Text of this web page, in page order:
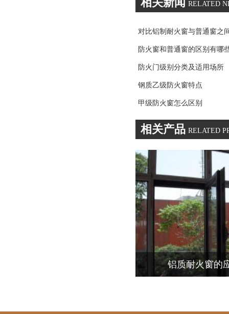
RELATED
对比铝制耐火窗与普通窗之
防火窗和普通窗的区别有哪
防火门级别分类及适用场所
钢质乙级防火窗特点
甲级防火窗怎么区别
相关产品 RELATED
铝质耐火窗的